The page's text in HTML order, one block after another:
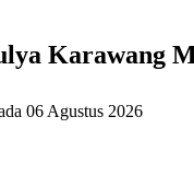
Karawang
06 Agustus 2026